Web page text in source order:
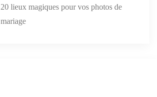
20 lieux magiques pour vos photos de
mariage